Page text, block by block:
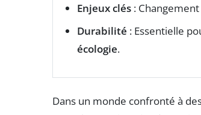
Enjeux clés :
Durabilité : Essentielle
écologie.
Dans un monde confronté à